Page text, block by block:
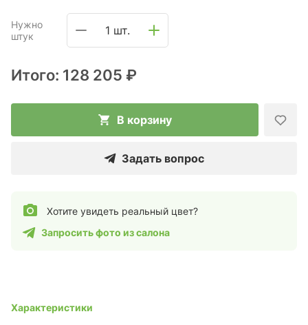
Нужно
штук
1 шт.
Итого: 128 205 ₽
В корзину
Задать вопрос
Хотите увидеть реальный цвет?
Запросить фото из салона
Характеристики